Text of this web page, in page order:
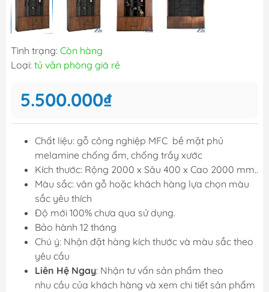
Tình trạng: Còn hàng
Loại: tủ văn phòng giá rẻ
5.500.000₫
Chất liệu: gỗ công nghiệp MFC bề mặt phủ
melamine chống ẩm, chống trầy xước
Kích thước: Rộng 2000 x Sâu 400 x Cao 2000 mm..
Màu sắc: vân gỗ hoặc khách hàng lựa chọn màu
sắc yêu thích
Độ mới 100% chưa qua sử dụng.
Bảo hành 12 tháng
Chú ý: Nhận đặt hàng kích thước và màu sắc theo
yêu cầu
Liên Hệ Ngay: Nhận tư vấn sản phẩm theo
nhu cầu của khách hàng và xem chi tiết sản phẩm